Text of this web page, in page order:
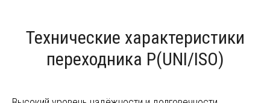
Технические характеристики
переходника P(UNI/ISO)